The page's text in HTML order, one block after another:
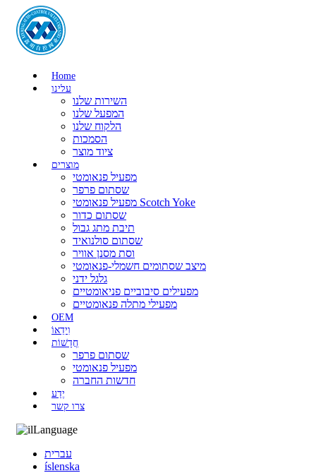
Home
עלינו
השירות שלנו
המפעל שלנו
הלקוח שלנו
הסמכות
ציוד מוצר
מוצרים
מפעיל פנאומטי
שסתום פרפר
מפעיל פנאומטי Scotch Yoke
שסתום כדור
תיבת מתג גבול
שסתום סולנואיד
וסת מסנן אוויר
מיצב שסתומים חשמלי-פנאומטי
גלגל ידני
מפעילים סיבוביים פניאומטיים
מפעילי מתלה פנאומטיים
OEM
וִידֵאוֹ
חֲדָשׁוֹת
שסתום פרפר
מפעיל פנאומטי
חדשות החברה
יֶדַע
צרו קשר
Language
עברית
íslenska